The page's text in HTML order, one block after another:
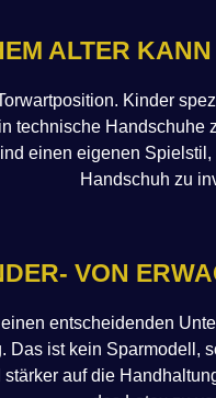
ALTER
Kinder
technische
einen eigenen
Handschuh zu
VON
entscheidenden
Das ist kein Sparmodell,
auf die